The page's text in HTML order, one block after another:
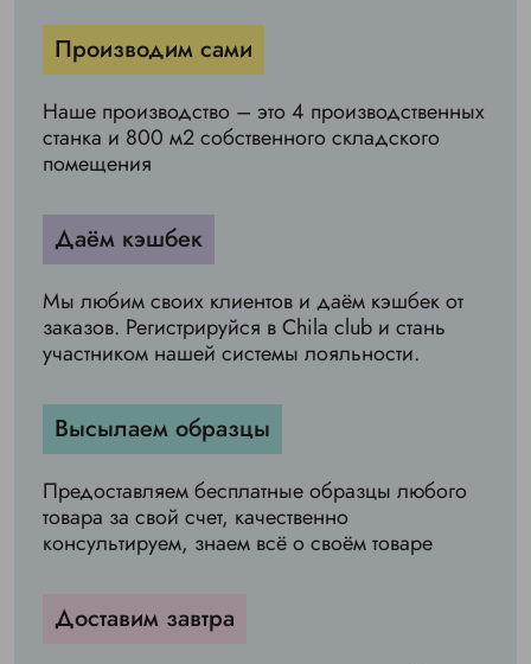
Производим сами
Наше производство – это 4 производственных
станка и 800 м2 собственного складского
помещения
Даём кэшбек
Мы любим своих клиентов и даём кэшбек от
заказов. Регистрируйся в Chila club и стань
участником нашей системы лояльности.
Высылаем образцы
Предоставляем бесплатные образцы любого
товара за свой счет, качественно
консультируем, знаем всё о своём товаре
Доставим завтра